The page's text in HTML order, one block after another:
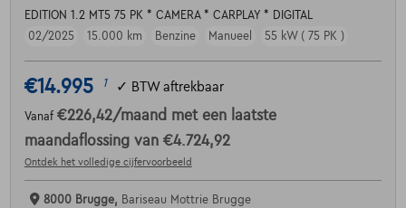
EDITION 1.2 MT5 75 PK * CAMERA * CARPLAY * DIGITAL
02/2025
15.000 km Benzine Manueel 55 kW ( 75 PK )
€14.995 1 ✓ BTW aftrekbaar
Vanaf €226,42/maand met een laatste
maandaflossing van €4.724,92
Ontdek het volledige cijfervoorbeeld
8000 Brugge, Bariseau Mottrie Brugge